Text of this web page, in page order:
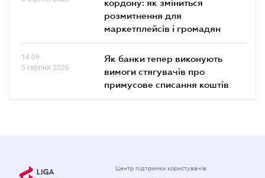
кордону: як зміниться
розмитнення для
маркетплейсів і громадян
14.09
5 серпня 2026
Як банки тепер виконують
вимоги стягувачів про
примусове списання коштів
Центр підтримки користувачів